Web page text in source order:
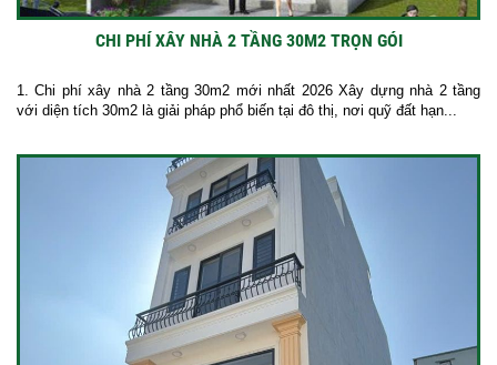
CHI PHÍ XÂY NHÀ 2 TẦNG 30M2 TRỌN GÓI
1. Chi phí xây nhà 2 tầng 30m2 mới nhất 2026 Xây dựng nhà 2 tầng
với diện tích 30m2 là giải pháp phổ biến tại đô thị, nơi quỹ đất hạn...